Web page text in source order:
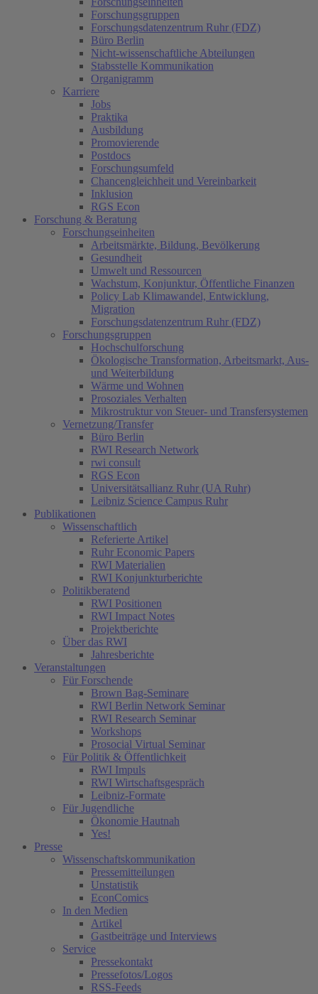
Forschungsgruppen
Forschungsdatenzentrum Ruhr (FDZ)
Büro Berlin
Nicht-wissenschaftliche Abteilungen
Stabsstelle Kommunikation
Organigramm
Karriere
Jobs
Praktika
Ausbildung
Promovierende
Postdocs
Forschungsumfeld
Chancengleichheit und Vereinbarkeit
Inklusion
RGS Econ
Forschung & Beratung
Forschungseinheiten
Arbeitsmärkte, Bildung, Bevölkerung
Gesundheit
Umwelt und Ressourcen
Wachstum, Konjunktur, Öffentliche Finanzen
Policy Lab Klimawandel, Entwicklung,
Migration
Forschungsdatenzentrum Ruhr (FDZ)
Forschungsgruppen
Hochschulforschung
Ökologische Transformation, Arbeitsmarkt, Aus-
und Weiterbildung
Wärme und Wohnen
Prosoziales Verhalten
Mikrostruktur von Steuer- und Transfersystemen
Vernetzung/Transfer
Büro Berlin
RWI Research Network
rwi consult
RGS Econ
Universitätsallianz Ruhr (UA Ruhr)
Leibniz Science Campus Ruhr
Publikationen
Wissenschaftlich
Referierte Artikel
Ruhr Economic Papers
RWI Materialien
RWI Konjunkturberichte
Politikberatend
RWI Positionen
RWI Impact Notes
Projektberichte
Über das RWI
Jahresberichte
Veranstaltungen
Für Forschende
Brown Bag-Seminare
RWI Berlin Network Seminar
RWI Research Seminar
Workshops
Prosocial Virtual Seminar
Für Politik & Öffentlichkeit
RWI Impuls
RWI Wirtschaftsgespräch
Leibniz-Formate
Für Jugendliche
Ökonomie Hautnah
Yes!
Presse
Wissenschaftskommunikation
Pressemitteilungen
Unstatistik
EconComics
In den Medien
Artikel
Gastbeiträge und Interviews
Service
Pressekontakt
Pressefotos/Logos
RSS-Feeds